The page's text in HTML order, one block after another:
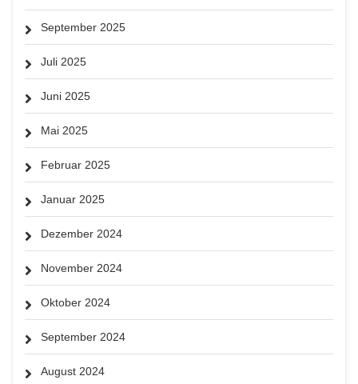
September 2025
Juli 2025
Juni 2025
Mai 2025
Februar 2025
Januar 2025
Dezember 2024
November 2024
Oktober 2024
September 2024
August 2024